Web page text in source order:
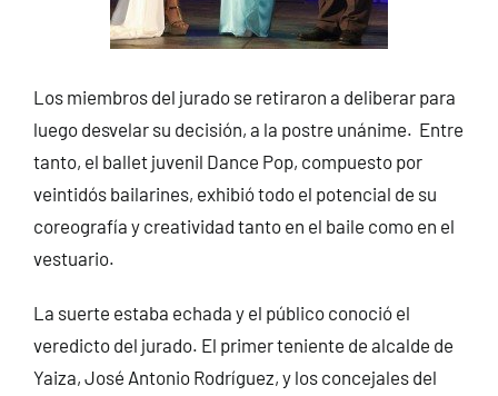
Los miembros del jurado se retiraron a deliberar para
luego desvelar su decisión, a la postre unánime. Entre
tanto, el ballet juvenil Dance Pop, compuesto por
veintidós bailarines, exhibió todo el potencial de su
coreografía y creatividad tanto en el baile como en el
vestuario.
La suerte estaba echada y el público conoció el
veredicto del jurado. El primer teniente de alcalde de
Yaiza, José Antonio Rodríguez, y los concejales del